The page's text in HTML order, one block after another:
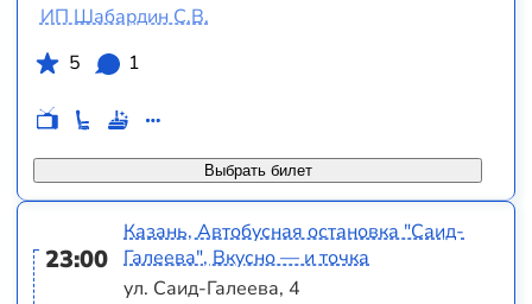
Выбрать билет
ИП Шабардин С.В.
5
1
23:00
Казань, Автобусная остановка "Саид-
Галеева", Вкусно — и точка
ул. Саид-Галеева, 4